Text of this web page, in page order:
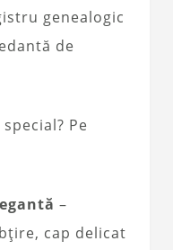
genealogic
de
Pe
–
cap delicat